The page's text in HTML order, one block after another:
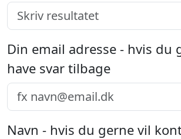
Din email adresse - hvis du
have svar tilbage
Navn - hvis du gerne vil